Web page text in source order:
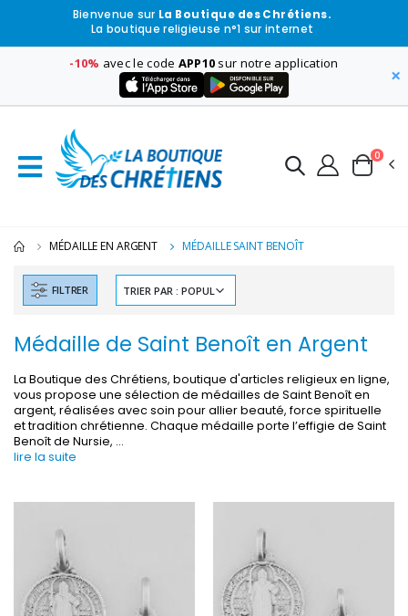
Bienvenue sur La Boutique des Chrétiens.
La boutique religieuse n°1 sur internet
-10% avec le code APP10 sur notre application
×
0
MÉDAILLE EN ARGENT MÉDAILLE SAINT BENOÎT
FILTRER
Médaille de Saint Benoît en Argent
La Boutique des Chrétiens, boutique d'articles religieux en ligne,
vous propose une sélection de médailles de Saint Benoît en
argent, réalisées avec soin pour allier beauté, force spirituelle
et tradition chrétienne. Chaque médaille porte l’effigie de Saint
Benoît de Nursie, ...
lire la suite